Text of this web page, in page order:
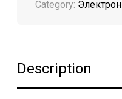
Category:
Description